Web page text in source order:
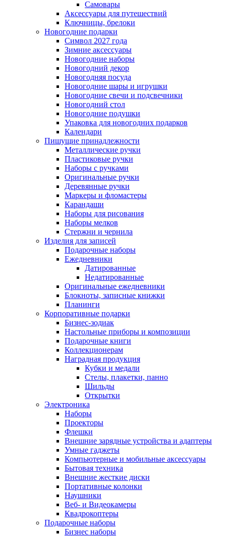
Самовары
Аксессуары для путешествий
Ключницы, брелоки
Новогодние подарки
Символ 2027 года
Зимние аксессуары
Новогодние наборы
Новогодний декор
Новогодняя посуда
Новогодние шары и игрушки
Новогодние свечи и подсвечники
Новогодний стол
Новогодние подушки
Упаковка для новогодних подарков
Календари
Пишущие принадлежности
Металлические ручки
Пластиковые ручки
Наборы с ручками
Оригинальные ручки
Деревянные ручки
Маркеры и фломастеры
Карандаши
Наборы для рисования
Наборы мелков
Стержни и чернила
Изделия для записей
Подарочные наборы
Ежедневники
Датированные
Недатированные
Оригинальные ежедневники
Блокноты, записные книжки
Планинги
Корпоративные подарки
Бизнес-зодиак
Настольные приборы и композиции
Подарочные книги
Коллекционерам
Наградная продукция
Кубки и медали
Стелы, плакетки, панно
Шильды
Открытки
Электроника
Наборы
Проекторы
Флешки
Внешние зарядные устройства и адаптеры
Умные гаджеты
Компьютерные и мобильные аксессуары
Бытовая техника
Внешние жесткие диски
Портативные колонки
Наушники
Веб- и Видеокамеры
Квадрокоптеры
Подарочные наборы
Бизнес наборы